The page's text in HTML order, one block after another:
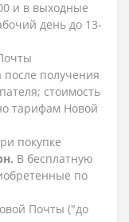
и в выходные
день до 13-
получения
стоимость
тарифам Новой
покупке
В бесплатную
по
Почты ("до